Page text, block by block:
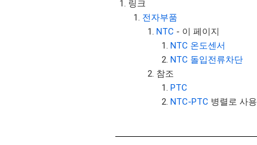
링크
전자부품
NTC - 이 페이지
NTC 온도센서
NTC 돌입전류차단
참조
PTC
NTC-PTC 병렬로 사용